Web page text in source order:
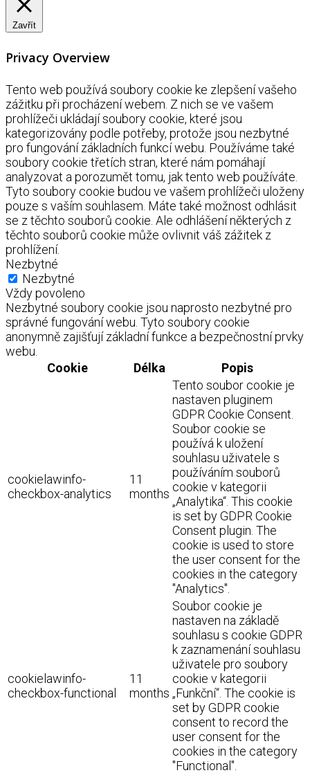
Zavřít
Privacy Overview
Tento web používá soubory cookie ke zlepšení vašeho
zážitku při procházení webem. Z nich se ve vašem
prohlížeči ukládají soubory cookie, které jsou
kategorizovány podle potřeby, protože jsou nezbytné
pro fungování základních funkcí webu. Používáme také
soubory cookie třetích stran, které nám pomáhají
analyzovat a porozumět tomu, jak tento web používáte.
Tyto soubory cookie budou ve vašem prohlížeči uloženy
pouze s vaším souhlasem. Máte také možnost odhlásit
se z těchto souborů cookie. Ale odhlášení některých z
těchto souborů cookie může ovlivnit váš zážitek z
prohlížení.
Nezbytné
Nezbytné
Vždy povoleno
Nezbytné soubory cookie jsou naprosto nezbytné pro
správné fungování webu. Tyto soubory cookie
anonymně zajišťují základní funkce a bezpečnostní prvky
webu.
Cookie
Délka Popis
cookielawinfo-
checkbox-analytics
11
months
Tento soubor cookie je
nastaven pluginem
GDPR Cookie Consent.
Soubor cookie se
používá k uložení
souhlasu uživatele s
používáním souborů
cookie v kategorii
„Analytika“. This cookie
is set by GDPR Cookie
Consent plugin. The
cookie is used to store
the user consent for the
cookies in the category
"Analytics".
cookielawinfo-
checkbox-functional
11
months
Soubor cookie je
nastaven na základě
souhlasu s cookie GDPR
k zaznamenání souhlasu
uživatele pro soubory
cookie v kategorii
„Funkční“. The cookie is
set by GDPR cookie
consent to record the
user consent for the
cookies in the category
"Functional".